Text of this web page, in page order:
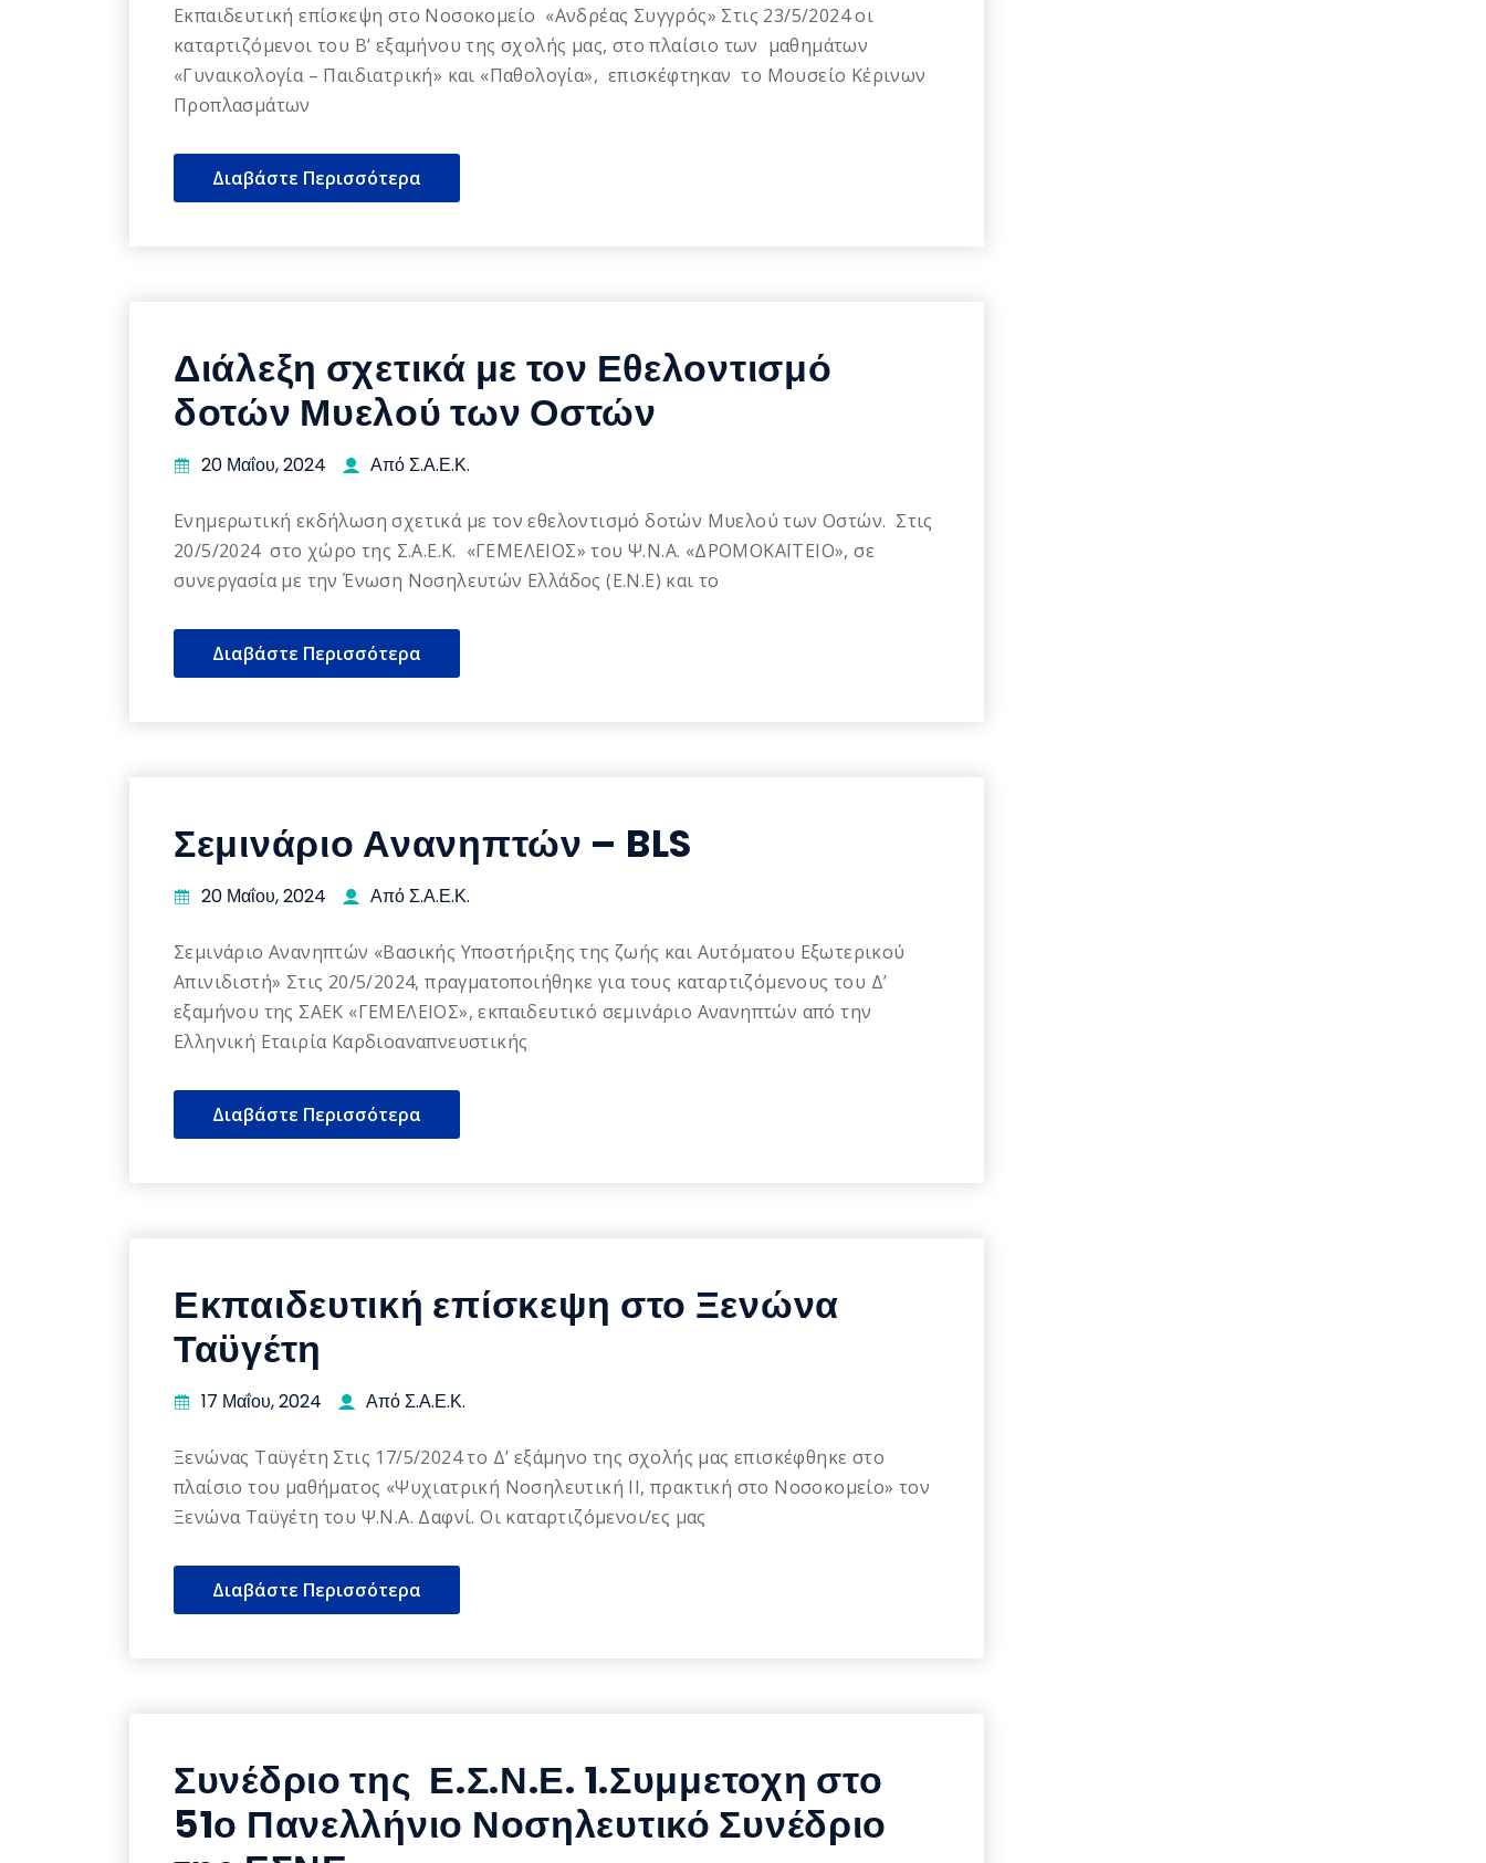
Εκπαιδευτική επίσκεψη στο Νοσοκομείο «Ανδρέας Συγγρός» Στις 23/5/2024 οι
καταρτιζόμενοι του Β’ εξαμήνου της σχολής μας, στo πλαίσιο των μαθημάτων
«Γυναικολογία – Παιδιατρική» και «Παθολογία», επισκέφτηκαν το Μουσείο Κέρινων
Προπλασμάτων
Διαβάστε Περισσότερα
Διάλεξη σχετικά με τον Εθελοντισμό
δοτών Μυελού των Οστών
20 Μαΐου, 2024 Από Σ.Α.Ε.Κ.
Ενημερωτική εκδήλωση σχετικά με τον εθελοντισμό δοτών Μυελού των Οστών. Στις
20/5/2024 στο χώρο της Σ.Α.Ε.Κ. «ΓΕΜΕΛΕΙΟΣ» του Ψ.Ν.Α. «ΔΡΟΜΟΚΑΪΤΕΙΟ», σε
συνεργασία με την Ένωση Νοσηλευτών Ελλάδος (Ε.Ν.Ε) και το
Διαβάστε Περισσότερα
Σεμινάριο Ανανηπτών – BLS
20 Μαΐου, 2024 Από Σ.Α.Ε.Κ.
Σεμινάριο Ανανηπτών «Βασικής Υποστήριξης της ζωής και Αυτόματου Εξωτερικού
Απινιδιστή» Στις 20/5/2024, πραγματοποιήθηκε για τους καταρτιζόμενους του Δ’
εξαμήνου της ΣΑΕΚ «ΓΕΜΕΛΕΙΟΣ», εκπαιδευτικό σεμινάριο Ανανηπτών από την
Ελληνική Εταιρία Καρδιοαναπνευστικής
Διαβάστε Περισσότερα
Εκπαιδευτική επίσκεψη στο Ξενώνα
Ταϋγέτη
17 Μαΐου, 2024 Από Σ.Α.Ε.Κ.
Ξενώνας Ταϋγέτη Στις 17/5/2024 το Δ’ εξάμηνο της σχολής μας επισκέφθηκε στο
πλαίσιο του μαθήματος «Ψυχιατρική Νοσηλευτική ΙΙ, πρακτική στο Νοσοκομείο» τον
Ξενώνα Ταϋγέτη του Ψ.Ν.Α. Δαφνί. Οι καταρτιζόμενοι/ες μας
Διαβάστε Περισσότερα
Συνέδριο της Ε.Σ.Ν.Ε. 1.Συμμετοχη στο
51ο Πανελλήνιο Νοσηλευτικό Συνέδριο